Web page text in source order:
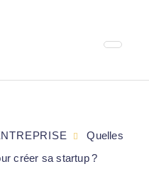
Quelles
créer sa startup ?‌